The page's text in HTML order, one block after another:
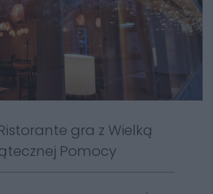
gra z Wielką
Pomocy